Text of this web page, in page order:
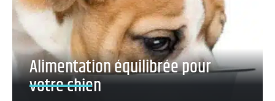
Alimentation équilibrée pour
votre chien